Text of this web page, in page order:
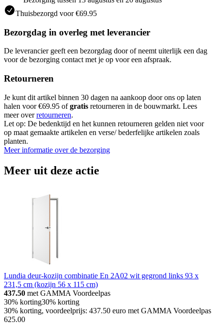
Thuisbezorgd voor €69.95
Bezorgdag in overleg met leverancier
De leverancier geeft een bezorgdag door of neemt uiterlijk een dag
voor de bezorging contact met je op voor een afspraak.
Retourneren
Je kunt dit artikel binnen 30 dagen na aankoop door ons op laten
halen voor €69.95 ofgratis retourneren in de bouwmarkt. Lees
meer overretourneren.
Let op: De bedenktijd en het kunnen retourneren gelden niet voor
op maat gemaakte artikelen en verse/ bederfelijke artikelen zoals
planten.
Meer informatie over de bezorging
Meer uit deze actie
Lundia deur-kozijn combinatie En 2A02 wit gegrond links 93 x
231,5 cm (kozijn 56 x 115 cm)
437.50 met GAMMA Voordeelpas
30% korting30% korting
30% korting, voordeelprijs: 437.50 euro met GAMMA Voordeelpas
625.00